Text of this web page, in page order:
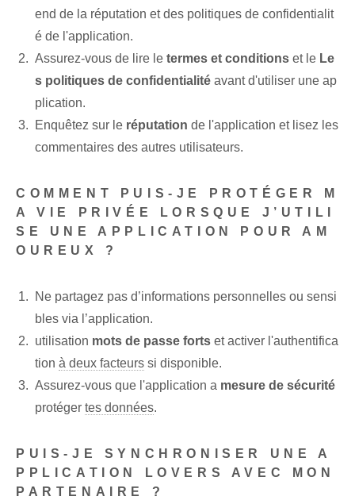
end de la réputation et des politiques de confidentialit
é de l'application⁤.
Assurez-vous de lire le termes et conditions et le Le
s politiques de confidentialité avant d'utiliser une ap
plication.
Enquêtez sur le réputation de l'application ‍et lisez les
commentaires des autres utilisateurs.
COMMENT PUIS-JE PROTÉGER M
A VIE PRIVÉE LORSQUE J’UTILI
SE UNE APPLICATION POUR AM
OUREUX ?
Ne partagez pas d’informations personnelles ou sensi
bles via l’application.
utilisation mots de passe forts et activer l'authentifica
tion à deux facteurs si disponible.
Assurez-vous que l'application a mesure de sécurité
protéger tes données.
PUIS-JE SYNCHRONISER UNE A
PPLICATION ‌LOVERS AVEC MON
PARTENAIRE ?